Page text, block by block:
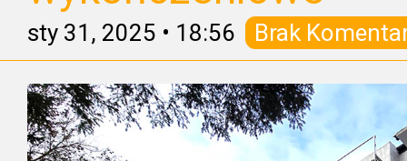
sty 31, 2025 • 18:56 Brak